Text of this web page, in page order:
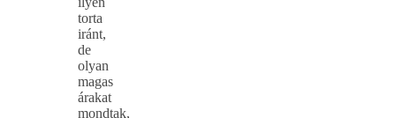
torta
iránt,
de
olyan
magas
árakat
mondtak,